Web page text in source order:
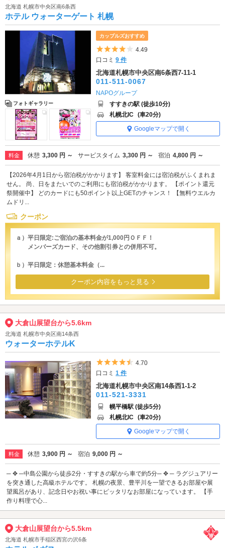
北海道 札幌市中央区南6条西
ホテル ウォーターゲート 札幌
フォトギャラリー
カップルズおすすめ
5つ星のうち4
4.49
口コミ9 件
北海道札幌市中央区南6条西7-11-1
011-511-0067
NAPOグループ
すすきの駅 (徒歩10分)
札幌北IC (車20分)
Googleマップで開く
料金 休憩 3,300 円 ～ サービスタイム 3,300 円 ～ 宿泊 4,800 円 ～
【2026年4月1日から宿泊税がかかります】 客室料金には宿泊税がふくまれま
せん。 尚、日をまたいでのご利用にも宿泊税がかかります。 【ポイント還元
祭開催中】 どのカードにも50ポイント以上GETのチャンス！ 【無料ウエルカ
ムドリ...
クーポン
ａ）平日限定:ご宿泊の基本料金が1,000円ＯＦＦ！
メンバーズカード、その他割引券との併用不可。
ｂ）平日限定：休憩基本料金（...
クーポン内容をもっと見る
大倉山展望台から5.6km
北海道 札幌市中央区南14条西
ウォーターホテルK
5つ星のうち4.5
4.70
口コミ1 件
北海道札幌市中央区南14条西1-1-2
011-521-3331
幌平橋駅 (徒歩5分)
札幌北IC (車20分)
Googleマップで開く
料金 休憩 3,900 円 ～ 宿泊 9,000 円 ～
─ ✥ ─中島公園から徒歩2分・すすきの駅から車で約5分─ ✥ ─ ラグジュアリー
を突き通した高級ホテルです。 札幌の夜景、豊平川を一望できるお部屋や展
望風呂があり、記念日やお祝い事にピッタリなお部屋になっています。 【手
作り料理で心...
大倉山展望台から5.5km
北海道 札幌市手稲区西宮の沢6条